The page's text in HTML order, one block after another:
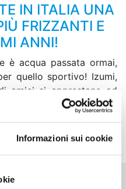
Informazioni sui cookie
IN ITALIA UNA
FRIZZANTI E
ANNI!
è acqua passata ormai,
quello sportivo! Izumi,
amici si apprestano ad
esiste solo un modo